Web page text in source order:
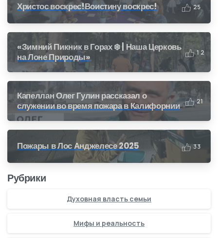
Христос воскрес!Воистину воскрес! 25
«Зимний Пикник в Горах ❄️ | Наша Церковь
на Лоне Природы»
1 2
Капеллан Олег Гулин рассказал о
служении во время пожара в Калифорнии
21
Пожары в Лос Анджелесе 2025 33
Рубрики
Духовная власть семьи
Мифы и реальность